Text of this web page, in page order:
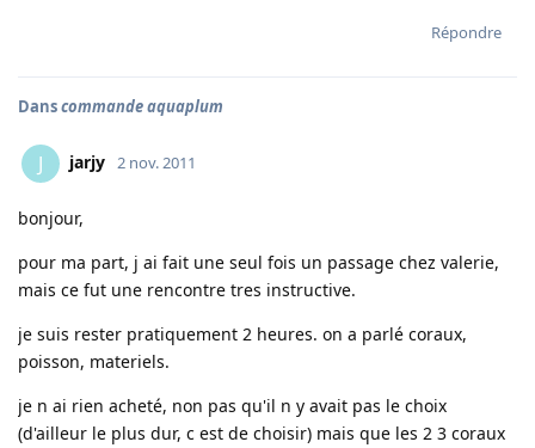
Répondre
Danscommande aquaplum
J jarjy 2 nov. 2011
bonjour,
pour ma part, j ai fait une seul fois un passage chez valerie,
mais ce fut une rencontre tres instructive.
je suis rester pratiquement 2 heures. on a parlé coraux,
poisson, materiels.
je n ai rien acheté, non pas qu'il n y avait pas le choix
(d'ailleur le plus dur, c est de choisir) mais que les 2 3 coraux